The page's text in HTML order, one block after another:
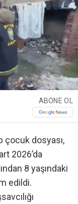
ABONE OL
çocuk dosyası,
2026’da
8 yaşındaki
edildi.